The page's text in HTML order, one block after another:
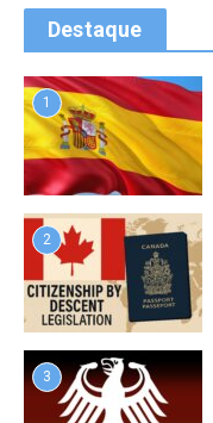
Destaque
1
2
3